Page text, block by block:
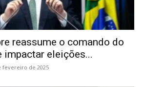
reassume o comando do
impactar eleições...
fevereiro de 2025